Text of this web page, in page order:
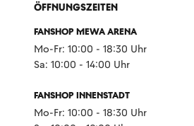
ÖFFNUNGSZEITEN
FANSHOP MEWA ARENA
Mo-Fr: 10:00 - 18:30 Uhr
Sa: 10:00 - 14:00 Uhr
FANSHOP INNENSTADT
Mo-Fr: 10:00 - 18:30 Uhr